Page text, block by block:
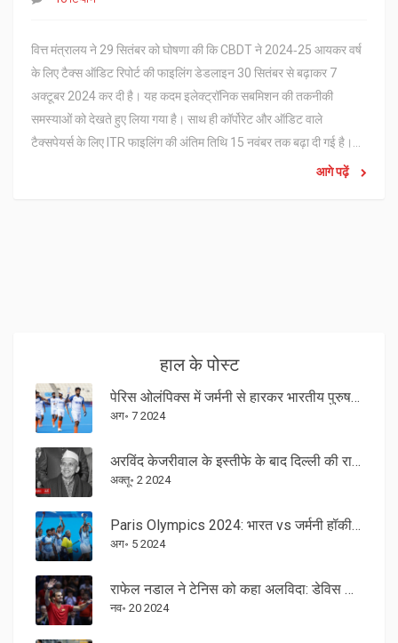
वित्त मंत्रालय ने 29 सितंबर को घोषणा की कि CBDT ने 2024‑25 आयकर वर्ष
के लिए टैक्स ऑडिट रिपोर्ट की फाइलिंग डेडलाइन 30 सितंबर से बढ़ाकर 7
अक्टूबर 2024 कर दी है। यह कदम इलेक्ट्रॉनिक सबमिशन की तकनीकी
समस्याओं को देखते हुए लिया गया है। साथ ही कॉर्पोरेट और ऑडिट वाले
टैक्सपेयर्स के लिए ITR फाइलिंग की अंतिम तिथि 15 नवंबर तक बढ़ा दी गई है।
विस्तार से पढ़ें कि किन वर्गों को यह राहत मिलेगी और क्या नए नियम हैं।आगे पढ़ें
हाल के पोस्ट
पेरिस ओलंपिक्स में जर्मनी से हारकर भारतीय पुरुष हॉकी टीम ब्रॉन्ज मेडल के लिए स्पेन से भिड़ेगी
अग॰ 7 2024
अरविंद केजरीवाल के इस्तीफे के बाद दिल्ली की राजनीति में बड़ा बदलाव
अक्तू॰ 2 2024
Paris Olympics 2024: भारत vs जर्मनी हॉकी सेमीफाइनल मुकाबला लाइव स्ट्रीमिंग तिथि और समय
अग॰ 5 2024
राफेल नडाल ने टेनिस को कहा अलविदा: डेविस कप क्वार्टरफाइनल्स में हार
नव॰ 20 2024